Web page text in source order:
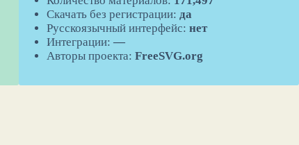
Скачать без регистрации: да
Русскоязычный интерфейс: нет
Интеграции: —
Авторы проекта: FreeSVG.org